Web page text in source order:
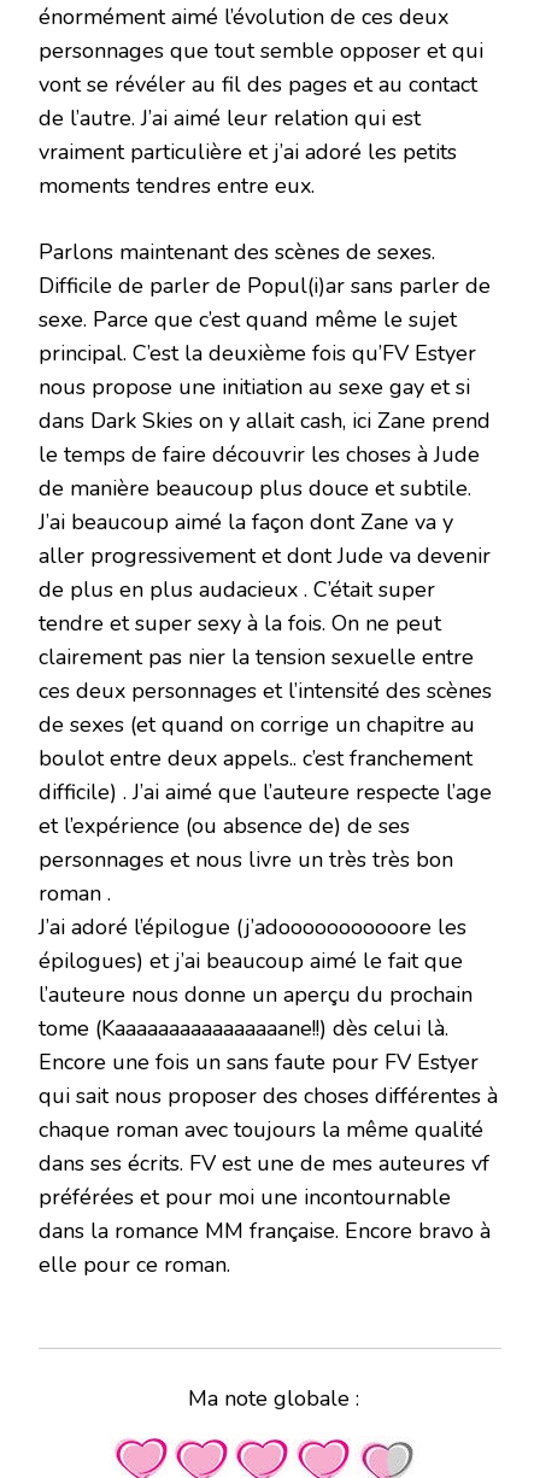
énormément aimé l’évolution de ces deux
personnages que tout semble opposer et qui
vont se révéler au fil des pages et au contact
de l’autre. J’ai aimé leur relation qui est
vraiment particulière et j’ai adoré les petits
moments tendres entre eux.
Parlons maintenant des scènes de sexes.
Difficile de parler de Popul(i)ar sans parler de
sexe. Parce que c’est quand même le sujet
principal. C’est la deuxième fois qu’FV Estyer
nous propose une initiation au sexe gay et si
dans Dark Skies on y allait cash, ici Zane prend
le temps de faire découvrir les choses à Jude
de manière beaucoup plus douce et subtile.
J’ai beaucoup aimé la façon dont Zane va y
aller progressivement et dont Jude va devenir
de plus en plus audacieux . C’était super
tendre et super sexy à la fois. On ne peut
clairement pas nier la tension sexuelle entre
ces deux personnages et l’intensité des scènes
de sexes (et quand on corrige un chapitre au
boulot entre deux appels.. c’est franchement
difficile) . J’ai aimé que l’auteure respecte l’age
et l’expérience (ou absence de) de ses
personnages et nous livre un très très bon
roman .
J’ai adoré l’épilogue (j’adooooooooooore les
épilogues) et j’ai beaucoup aimé le fait que
l’auteure nous donne un aperçu du prochain
tome (Kaaaaaaaaaaaaaaaane!!) dès celui là.
Encore une fois un sans faute pour FV Estyer
qui sait nous proposer des choses différentes à
chaque roman avec toujours la même qualité
dans ses écrits. FV est une de mes auteures vf
préférées et pour moi une incontournable
dans la romance MM française. Encore bravo à
elle pour ce roman.
Ma note globale :